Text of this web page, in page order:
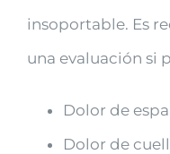
insoportable. Es
una evaluación si
Dolor de
Dolor de